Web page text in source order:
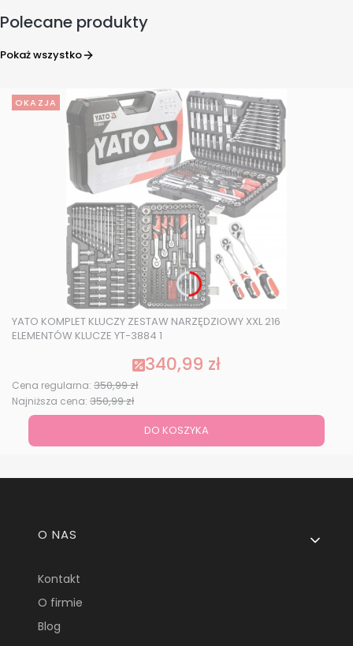
Polecane produkty
Pokaż wszystko
OKAZJA
YATO KOMPLET KLUCZY ZESTAW NARZĘDZIOWY XXL 216
ELEMENTÓW KLUCZE YT-3884 1
Cena promocyjna
340,99 zł
Cena regularna: 350,99 zł
Najniższa cena: 350,99 zł
DO KOSZYKA
Linki w stopce
O NAS
Kontakt
O firmie
Blog